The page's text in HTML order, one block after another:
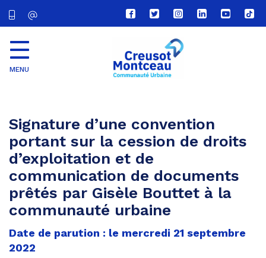
Lien
vers
compte
Facebook
Lien
vers
compte
Twitter
Lien
vers
le
compte
Lien
vers
Lien
vers
Lien
vers
MENU
Signature d’une convention
portant sur la cession de droits
d’exploitation et de
communication de documents
prêtés par Gisèle Bouttet à la
communauté urbaine
Date de parution : le mercredi 21 septembre
2022